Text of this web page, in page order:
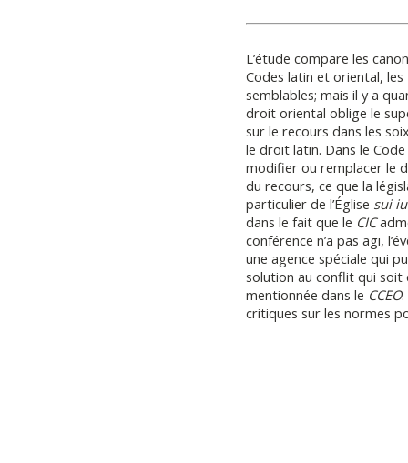
L’étude compare les
Codes latin et oriental, les
semblables; mais il y a
droit oriental oblige le
sur le recours dans les
le droit latin. Dans le
modifier ou remplacer le
du recours, ce que la
particulier de l’Église sui
dans le fait que le CIC
conférence n’a pas agi,
une agence spéciale qui
solution au conflit qui soit
mentionnée dans le CCEO
critiques sur les normes